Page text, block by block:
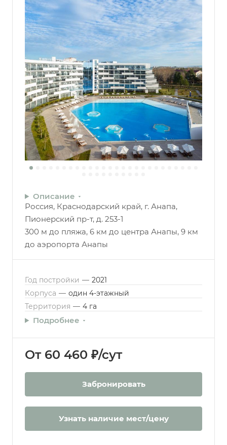
Описание
Россия, Краснодарский край, г. Анапа,
Пионерский пр-т, д. 253-1
300 м до пляжа, 6 км до центра Анапы, 9 км
до аэропорта Анапы
Год постройки — 2021
Корпуса — один 4-этажный
Территория — 4 га
Подробнее
От 60 460 ₽/сут
Забронировать
Узнать наличие мест/цену